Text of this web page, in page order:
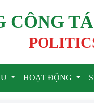
CÔNG
HOẠT ĐỘNG